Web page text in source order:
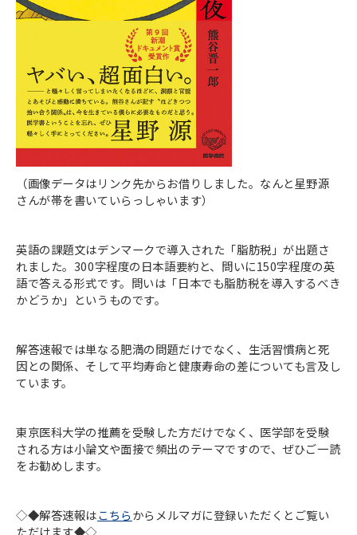
（画像データはリンク先からお借りしました。なんと星野源
さんが帯を書いていらっしゃいます）
英語の課題文はデンマークで導入された「脂肪税」が出題さ
れました。300字程度の日本語要約と、問いに150字程度の英
語で答える形式です。問いは「日本でも脂肪税を導入するべき
かどうか」というものです。
解答速報では単なる肥満の問題だけでなく、生活習慣病と死
因との関係、そして平均寿命と健康寿命の差についても言及し
ています。
東京医科大学の推薦を受験した方だけでなく、医学部を受験
される方は小論文や面接で頻出のテーマですので、ぜひご一読
をお勧めします。
◇◆解答速報はこちらからメルマガに登録いただくとご覧い
ただけます◆◇